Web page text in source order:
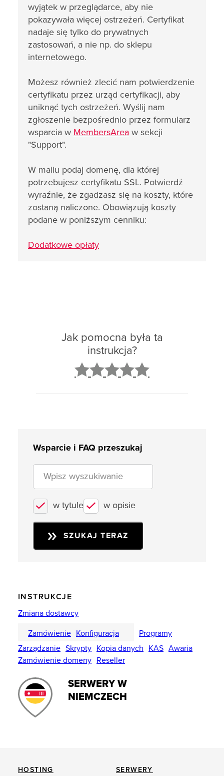
wyjątek w przeglądarce, aby nie
pokazywała więcej ostrzeżeń. Certyfikat
nadaje się tylko do prywatnych
zastosowań, a nie np. do sklepu
internetowego.
Możesz również zlecić nam potwierdzenie
certyfikatu przez urząd certyfikacji, aby
uniknąć tych ostrzeżeń. Wyślij nam
zgłoszenie bezpośrednio przez formularz
wsparcia w MembersArea w sekcji
"Support".
W mailu podaj domenę, dla której
potrzebujesz certyfikatu SSL. Potwierdź
wyraźnie, że zgadzasz się na koszty, które
zostaną naliczone. Obowiązują koszty
podane w poniższym cenniku:
Dodatkowe opłaty
Jak pomocna była ta
instrukcja?
Wsparcie i FAQ przeszukaj
w tytule w opisie
SZUKAJ TERAZ
INSTRUKCJE
Zmiana dostawcy
Zamówienie Konfiguracja
Programy
Zarządzanie Skrypty Kopia danych KAS Awaria
Zamówienie domeny Reseller
SERWERY W
NIEMCZECH
HOSTING SERWERY